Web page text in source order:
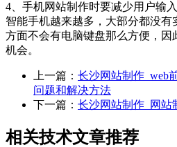
4、手机网站制作时要减少用户输
智能手机越来越多，大部分都没
方面不会有电脑键盘那么方便，因
机会。
上一篇： 长沙网站制作_web
问题和解决方法
下一篇： 长沙网站制作_网站
相关技术文章推荐